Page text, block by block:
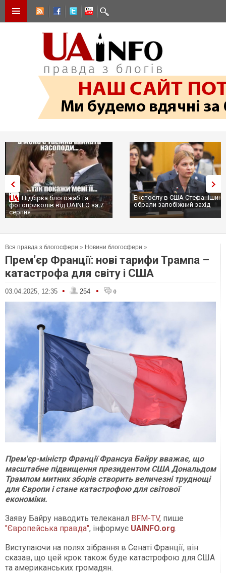
Підбірка блогожаб та
фотоприколів від UAINFO за 7
серпня
Експослу в США
обрали запобіжний захід
Вся правда з блогосфери » Новини блогосфери »
Прем’єр Франції: нові тарифи Трампа –
катастрофа для світу і США
03.04.2025, 12:35 • 254 • 0
Прем'єр-міністр Франції Франсуа Байру вважає, що
масштабне підвищення президентом США Дональдом
Трампом митних зборів створить величезні труднощі
для Європи і стане катастрофою для світової
економіки.
Заяву Байру наводить телеканал BFM-TV, пише
"Європейська правда", інформує UAINFO.org.
Виступаючи на полях зібрання в Сенаті Франції, він
сказав, що цей крок також буде катастрофою для США
та американських громадян.